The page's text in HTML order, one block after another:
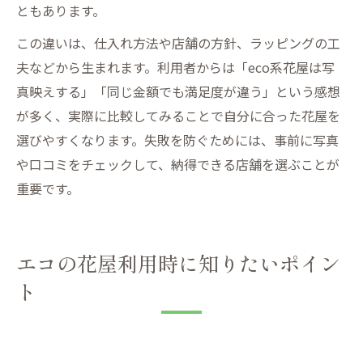
ともあります。
この違いは、仕入れ方法や店舗の方針、ラッピングの工
夫などから生まれます。利用者からは「eco系花屋は写
真映えする」「同じ金額でも満足度が違う」という感想
が多く、実際に比較してみることで自分に合った花屋を
選びやすくなります。失敗を防ぐためには、事前に写真
や口コミをチェックして、納得できる店舗を選ぶことが
重要です。
エコの花屋利用時に知りたいポイン
ト